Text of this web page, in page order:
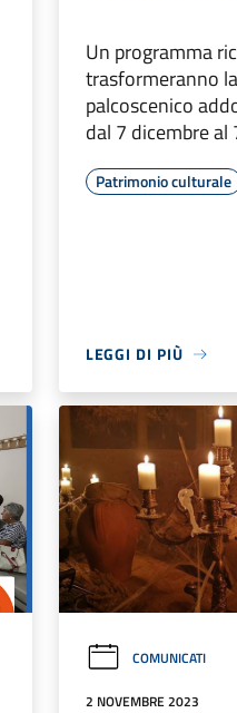
Un programma
trasformeranno
palcoscenico
dal 7 dicembre al
Patrimonio culturale
LEGGI DI PIÙ
COMUNICATI
2 NOVEMBRE 2023